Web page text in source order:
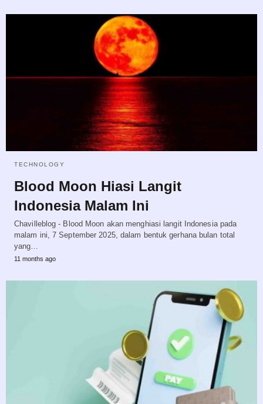
TECHNOLOGY
Blood Moon Hiasi Langit
Indonesia Malam Ini
Chavilleblog - Blood Moon akan menghiasi langit Indonesia pada
malam ini, 7 September 2025, dalam bentuk gerhana bulan total
yang…
11 months ago